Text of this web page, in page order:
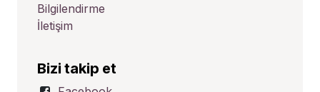
Bilgilendirme
İletişim
Bizi takip et